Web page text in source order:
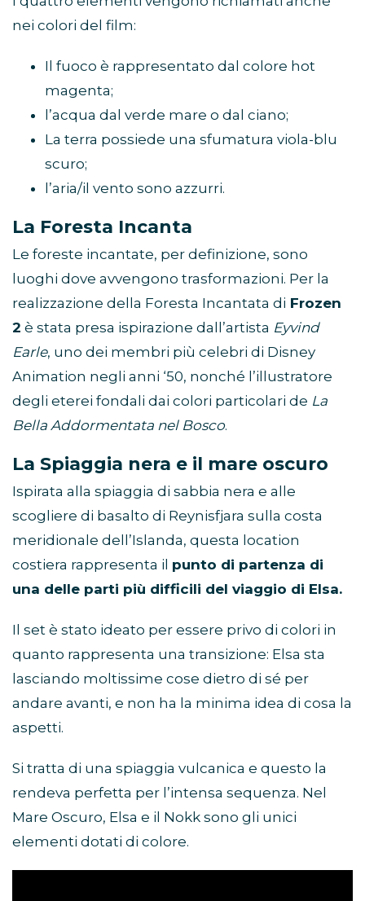
nei colori del film:
Il fuoco è rappresentato dal colore hot
magenta;
l’acqua dal verde mare o dal ciano;
La terra possiede una sfumatura viola-blu
scuro;
l’aria/il vento sono azzurri.
La Foresta Incanta
Le foreste incantate, per definizione, sono
luoghi dove avvengono trasformazioni. Per la
realizzazione della Foresta Incantata di Frozen
2 è stata presa ispirazione dall’artista Eyvind
Earle, uno dei membri più celebri di Disney
Animation negli anni ‘50, nonché l’illustratore
degli eterei fondali dai colori particolari de La
Bella Addormentata nel Bosco.
La Spiaggia nera e il mare oscuro
Ispirata alla spiaggia di sabbia nera e alle
scogliere di basalto di Reynisfjara sulla costa
meridionale dell’Islanda, questa location
costiera rappresenta il punto di partenza di
una delle parti più difficili del viaggio di Elsa.
Il set è stato ideato per essere privo di colori in
quanto rappresenta una transizione: Elsa sta
lasciando moltissime cose dietro di sé per
andare avanti, e non ha la minima idea di cosa la
aspetti.
Si tratta di una spiaggia vulcanica e questo la
rendeva perfetta per l’intensa sequenza. Nel
Mare Oscuro, Elsa e il Nokk sono gli unici
elementi dotati di colore.